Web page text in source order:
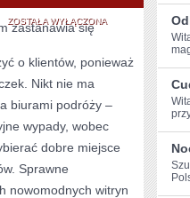
CZĘŚĆ
HOTELI
OBOWIĄZEK
POWAŻNIE
WALCZYĆ
ZOSTAŁA WYŁĄCZONA
zastanawia się
o klientów, ponieważ
Nikt nie ma
biurami podróży –
wypady, wobec
dobre miejsce
Sprawne
nowomodnych witryn